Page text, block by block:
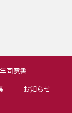
同意書
お知らせ